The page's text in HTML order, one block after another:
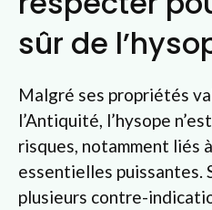
sûr de
Malgré ses propriétés
l’Antiquité, l’hysope
risques, notamment liés
essentielles puissantes.
plusieurs contre-